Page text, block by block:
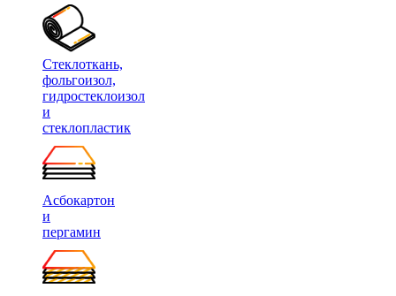
Стеклоткань,
фольгоизол,
гидростеклоизол
и
стеклопластик
Асбокартон
и
пергамин